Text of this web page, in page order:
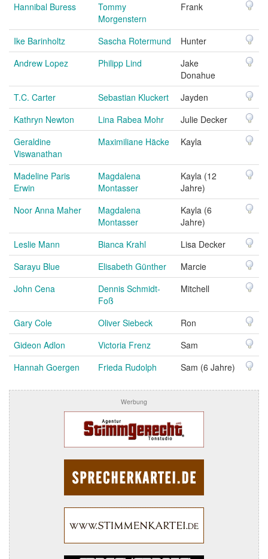
Hannibal Buress
Tommy
Morgenstern
Frank
Ike Barinholtz Sascha Rotermund
Hunter
Andrew Lopez
Philipp Lind
Jake
Donahue
T.C. Carter
Sebastian Kluckert
Jayden
Kathryn Newton
Lina Rabea Mohr
Julie Decker
Geraldine
Viswanathan
Maximiliane Häcke Kayla
Madeline Paris
Erwin
Magdalena
Montasser
Kayla (12
Jahre)
Noor Anna Maher
Magdalena
Montasser
Kayla (6
Jahre)
Leslie Mann
Bianca Krahl
Lisa Decker
Sarayu Blue
Elisabeth Günther
Marcie
John Cena
Dennis Schmidt-
Foß
Mitchell
Gary Cole Oliver Siebeck
Ron
Gideon Adlon
Victoria Frenz
Sam
Hannah Goergen
Frieda Rudolph Sam (6 Jahre)
Werbung